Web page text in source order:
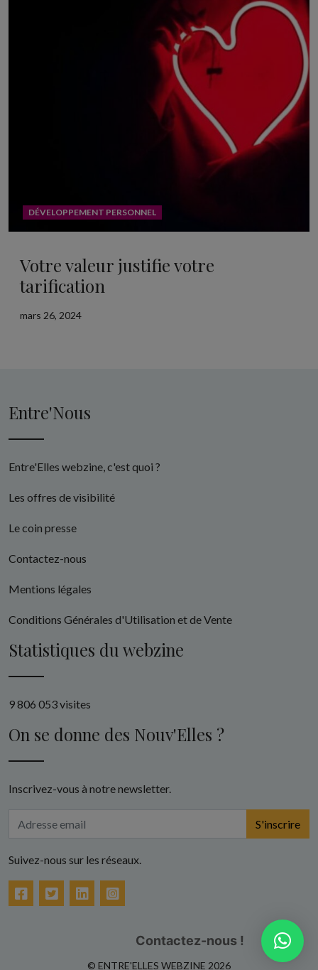
DÉVELOPPEMENT PERSONNEL
Votre valeur justifie votre
tarification
mars 26, 2024
Entre'Nous
Entre'Elles webzine, c'est quoi ?
Les offres de visibilité
Le coin presse
Contactez-nous
Mentions légales
Conditions Générales d'Utilisation et de Vente
Statistiques du webzine
9 806 053 visites
On se donne des Nouv'Elles ?
Inscrivez-vous à notre newsletter.
S'inscrire
Suivez-nous sur les réseaux.
FacebookTwitterLinkedIn
© ENTRE'ELLES WEBZINE 2026
Contactez-nous !